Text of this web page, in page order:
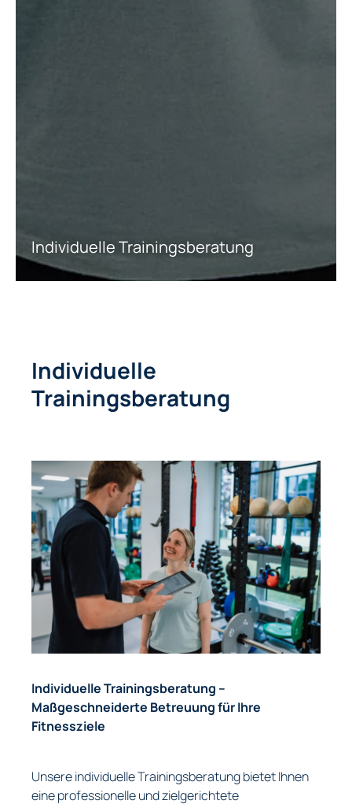
Individuelle Trainingsberatung
Individuelle
Trainingsberatung
Individuelle Trainingsberatung –
Maßgeschneiderte Betreuung für Ihre
Fitnessziele
Unsere individuelle Trainingsberatung bietet Ihnen
eine professionelle und zielgerichtete